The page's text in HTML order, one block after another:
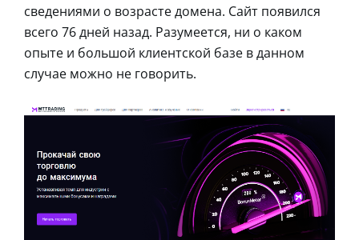
сведениями о возрасте домена. Сайт появился
всего 76 дней назад. Разумеется, ни о каком
опыте и большой клиентской базе в данном
случае можно не говорить.